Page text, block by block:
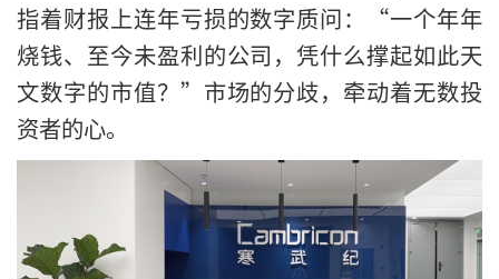
指着财报上连年亏损的数字质问：“一个年年
烧钱、至今未盈利的公司，凭什么撑起如此天
文数字的市值？”市场的分歧，牵动着无数投
资者的心。